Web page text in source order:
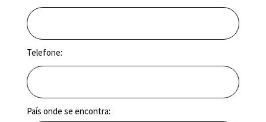
Telefone:
País onde se encontra: